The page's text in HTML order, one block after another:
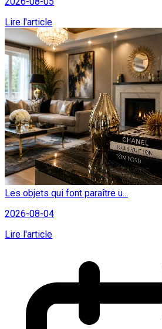
Lire l'article
Les objets qui font paraître u...
2026-08-04
Lire l'article